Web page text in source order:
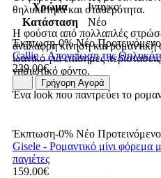
θηλυκότητα και σταθερότητα.
Η φούστα από πολλαπλές
ανάλαφρη κίνηση και
ιδανικό για επίσημες
νησιωτικό φόντο.
Ένα look που παντρεύει το
Χρώμα
Ιντιγκο
Κατάσταση
Νέο
Έκπτωση-0% Νέο Προτεινόμενο
Callie - Απογείωση της
239.00€
Γρήγορη Αγορά
Έκπτωση-0% Νέο Προτεινόμενο
Gisele - Ρομαντικό μίνι φόρεμα
παγιέτες
159.00€